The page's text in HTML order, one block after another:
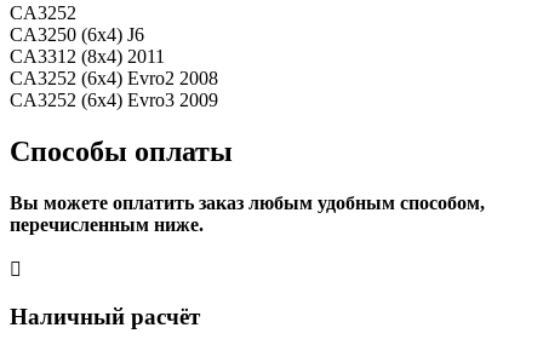
CA3252
CA3250 (6x4) J6
CA3312 (8x4) 2011
CA3252 (6x4) Evro2 2008
CA3252 (6x4) Evro3 2009
Способы оплаты
Вы можете оплатить заказ любым удобным способом,
перечисленным ниже.
Наличный расчёт